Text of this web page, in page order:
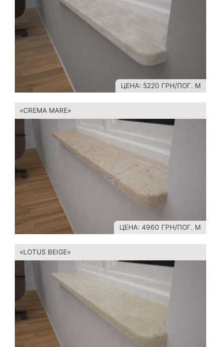
ЦЕНА: 5220 ГРН/ПОГ. М
«CREMA MARE»
ЦЕНА: 4960 ГРН/ПОГ. М
«LOTUS BEIGE»